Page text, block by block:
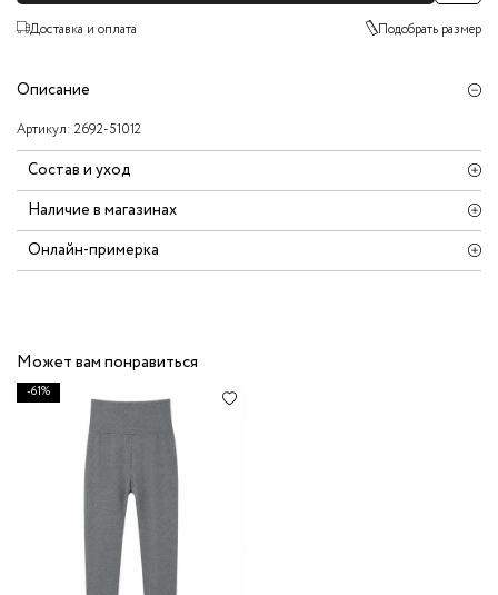
Доставка и оплата Подобрать размер
Описание
Артикул: 2692-51012
Состав и уход
Наличие в магазинах
Онлайн-примерка
Может вам понравиться
-61%